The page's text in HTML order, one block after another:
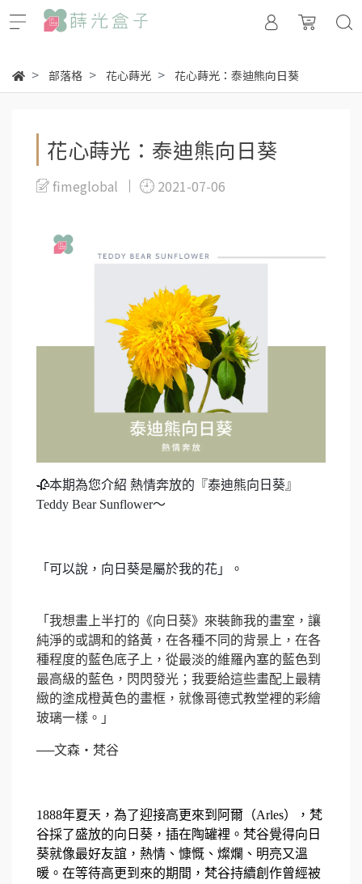
部落格 花心蒔光 花心蒔光：泰迪熊向日葵
花心蒔光：泰迪熊向日葵
fimeglobal 2021-07-06
🥀本期為您介紹 熱情奔放的『泰迪熊向日葵』
Teddy Bear Sunflower～
「可以說，向日葵是屬於我的花」。
「我想畫上半打的《向日葵》來裝飾我的畫室，讓
純淨的或調和的鉻黃，在各種不同的背景上，在各
種程度的藍色底子上，從最淡的維羅內塞的藍色到
最高級的藍色，閃閃發光；我要給這些畫配上最精
緻的塗成橙黃色的畫框，就像哥德式教堂裡的彩繪
玻璃一樣。」
──文森・梵谷
1888年夏天，為了迎接高更來到阿爾（Arles），梵
谷採了盛放的向日葵，插在陶罐裡。梵谷覺得向日
葵就像最好友誼，熱情、慷慨、燦爛、明亮又溫
暖。在等待高更到來的期間，梵谷持續創作曾經被